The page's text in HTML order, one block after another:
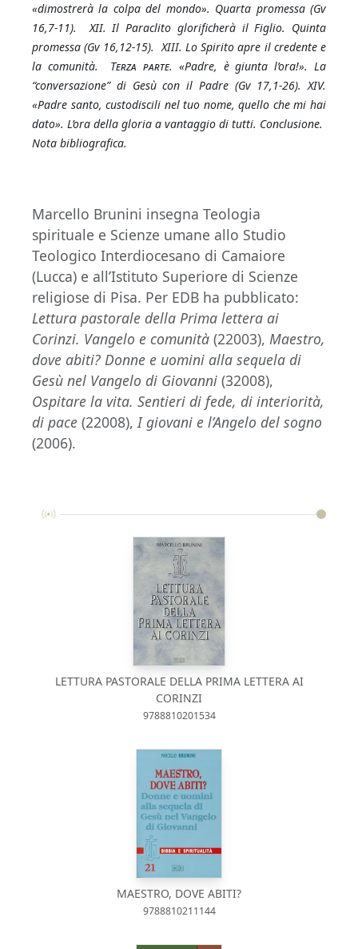
«dimostrerà la colpa del mondo». Quarta promessa (Gv
16,7-11). XII. Il Paraclito glorificherà il Figlio. Quinta
promessa (Gv 16,12-15). XIII. Lo Spirito apre il credente e
la comunità. Terza parte. «Padre, è giunta l’ora!». La
“conversazione” di Gesù con il Padre (Gv 17,1-26). XIV.
«Padre santo, custodiscili nel tuo nome, quello che mi hai
dato». L’ora della gloria a vantaggio di tutti. Conclusione.
Nota bibliografica.
Marcello Brunini insegna Teologia
spirituale e Scienze umane allo Studio
Teologico Interdiocesano di Camaiore
(Lucca) e all’Istituto Superiore di Scienze
religiose di Pisa. Per EDB ha pubblicato:
Lettura pastorale della Prima lettera ai
Corinzi. Vangelo e comunità (22003), Maestro,
dove abiti? Donne e uomini alla sequela di
Gesù nel Vangelo di Giovanni (32008),
Ospitare la vita. Sentieri di fede, di interiorità,
di pace (22008),I giovani e l’Angelo del sogno
(2006).
LETTURA PASTORALE DELLA PRIMA LETTERA AI
CORINZI
9788810201534
MAESTRO, DOVE ABITI?
9788810211144